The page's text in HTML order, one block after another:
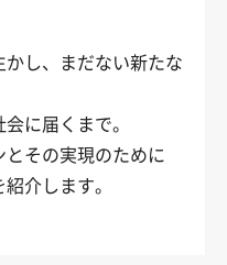
し、まだない新たな
に届くまで。
その実現のために
介します。